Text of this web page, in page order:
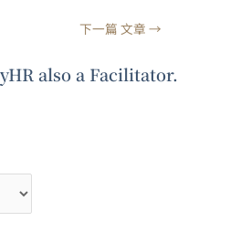
下一篇 文章 →
also a Facilitator.